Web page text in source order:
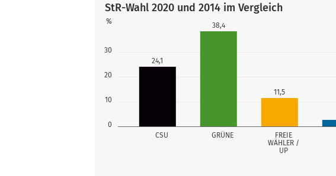
0
10
20
30
%
CSU GRÜNE
FREIE
WÄHLER /
UP
24,1
38,4
11,5
StR-Wahl 2020 und 2014 im Vergleich